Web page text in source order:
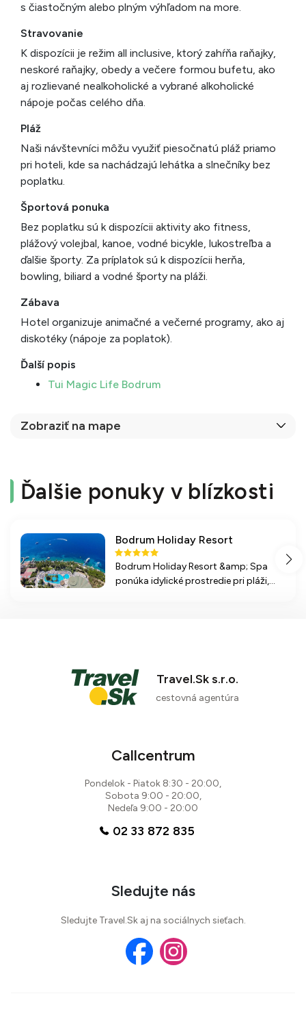
s čiastočným alebo plným výhľadom na more.
Stravovanie
K dispozícii je režim all inclusive, ktorý zahŕňa raňajky,
neskoré raňajky, obedy a večere formou bufetu, ako
aj rozlievané nealkoholické a vybrané alkoholické
nápoje počas celého dňa.
Pláž
Naši návštevníci môžu využiť piesočnatú pláž priamo
pri hoteli, kde sa nachádzajú lehátka a slnečníky bez
poplatku.
Športová ponuka
Bez poplatku sú k dispozícii aktivity ako fitness,
plážový volejbal, kanoe, vodné bicykle, lukostreľba a
ďalšie športy. Za príplatok sú k dispozícii herňa,
bowling, biliard a vodné športy na pláži.
Zábava
Hotel organizuje animačné a večerné programy, ako aj
diskotéky (nápoje za poplatok).
Ďalší popis
Tui Magic Life Bodrum
Zobraziť na mape
Ďalšie ponuky v blízkosti
Bodrum Holiday Resort
Bodrum Holiday Resort &amp; Spa
ponúka idylické prostredie pri pláži,
Travel.Sk s.r.o.
cestovná agentúra
Callcentrum
Pondelok - Piatok 8:30 - 20:00,
Sobota 9:00 - 20:00,
Nedeľa 9:00 - 20:00
02 33 872 835
Sledujte nás
Sledujte Travel.Sk aj na sociálnych sieťach.